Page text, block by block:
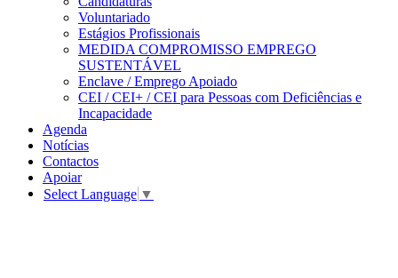
Voluntariado
Estágios Profissionais
MEDIDA COMPROMISSO EMPREGO
SUSTENTÁVEL
Enclave / Emprego Apoiado
CEI / CEI+ / CEI para Pessoas com Deficiências e
Incapacidade
Agenda
Notícias
Contactos
Apoiar
Select Language ▼